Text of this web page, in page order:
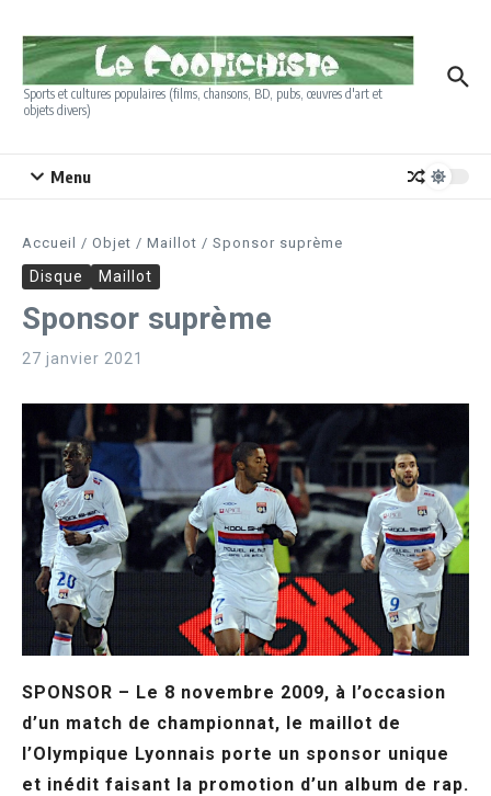
Sports et cultures populaires (films, chansons, BD, pubs, œuvres d'art et
objets divers)
Menu
Accueil / Objet / Maillot / Sponsor suprème
Disque Maillot
Sponsor suprème
27 janvier 2021
SPONSOR – Le 8 novembre 2009, à l’occasion
d’un match de championnat, le maillot de
l’Olympique Lyonnais porte un sponsor unique
et inédit faisant la promotion d’un album de rap.